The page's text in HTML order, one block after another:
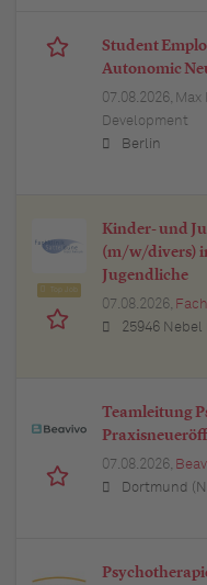
Student
Autonomic
07.08.2026,
Development
Berlin
Kinder- und
(m/w/divers)
Jugendliche
07.08.2026,
25946
Teamleitung
07.08.2026,
Dortmund